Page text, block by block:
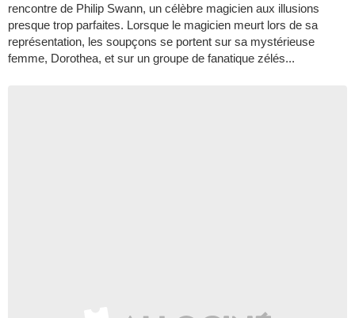
rencontre de Philip Swann, un célèbre magicien aux illusions
presque trop parfaites. Lorsque le magicien meurt lors de sa
représentation, les soupçons se portent sur sa mystérieuse
femme, Dorothea, et sur un groupe de fanatique zélés...